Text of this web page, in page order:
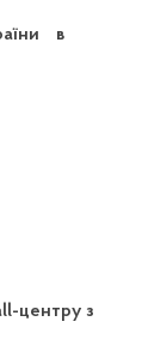
в
центру з